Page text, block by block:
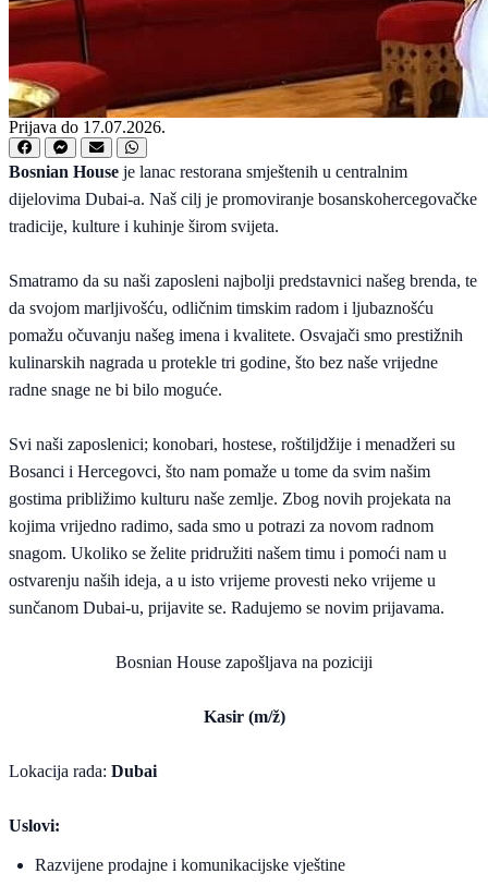
Prijava do 17.07.2026.
Bosnian House je lanac restorana smještenih u centralnim
dijelovima Dubai-a. Naš cilj je promoviranje bosanskohercegovačke
tradicije, kulture i kuhinje širom svijeta.
Smatramo da su naši zaposleni najbolji predstavnici našeg brenda, te
da svojom marljivošću, odličnim timskim radom i ljubaznošću
pomažu očuvanju našeg imena i kvalitete. Osvajači smo prestižnih
kulinarskih nagrada u protekle tri godine, što bez naše vrijedne
radne snage ne bi bilo moguće.
Svi naši zaposlenici; konobari, hostese, roštiljdžije i menadžeri su
Bosanci i Hercegovci, što nam pomaže u tome da svim našim
gostima približimo kulturu naše zemlje. Zbog novih projekata na
kojima vrijedno radimo, sada smo u potrazi za novom radnom
snagom. Ukoliko se želite pridružiti našem timu i pomoći nam u
ostvarenju naših ideja, a u isto vrijeme provesti neko vrijeme u
sunčanom Dubai-u, prijavite se. Radujemo se novim prijavama.
Bosnian House zapošljava na poziciji
Kasir (m/ž)
Lokacija rada: Dubai
Uslovi:
Razvijene prodajne i komunikacijske vještine